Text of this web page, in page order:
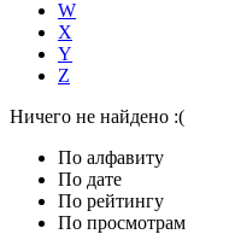
W
X
Y
Z
Ничего не найдено :(
По алфавиту
По дате
По рейтингу
По просмотрам